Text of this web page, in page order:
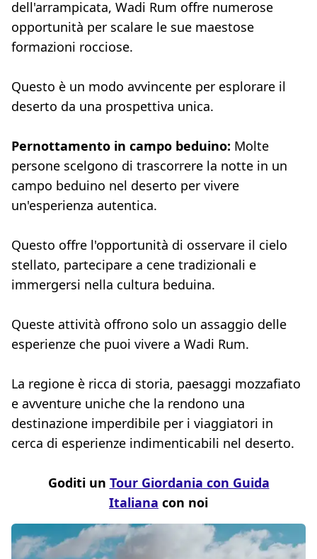
dell'arrampicata, Wadi Rum offre numerose
opportunità per scalare le sue maestose
formazioni rocciose.
Questo è un modo avvincente per esplorare il
deserto da una prospettiva unica.
Pernottamento in campo beduino: Molte
persone scelgono di trascorrere la notte in un
campo beduino nel deserto per vivere
un'esperienza autentica.
Questo offre l'opportunità di osservare il cielo
stellato, partecipare a cene tradizionali e
immergersi nella cultura beduina.
Queste attività offrono solo un assaggio delle
esperienze che puoi vivere a Wadi Rum.
La regione è ricca di storia, paesaggi mozzafiato
e avventure uniche che la rendono una
destinazione imperdibile per i viaggiatori in
cerca di esperienze indimenticabili nel deserto.
Goditi un Tour Giordania con Guida
Italiana con noi